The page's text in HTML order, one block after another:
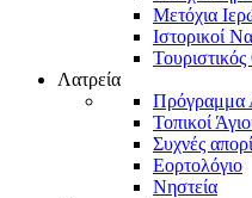
Μετόχια
Ιστορικοί
Λατρεία
Πρόγραμμα
Τοπικοί
Συχνές
Εορτολόγιο
Νηστεία